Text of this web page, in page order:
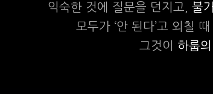
익숙한 것에 질문을 던지고, 불
모두가 ‘안 된다’고 외칠 때
그것이 하룹